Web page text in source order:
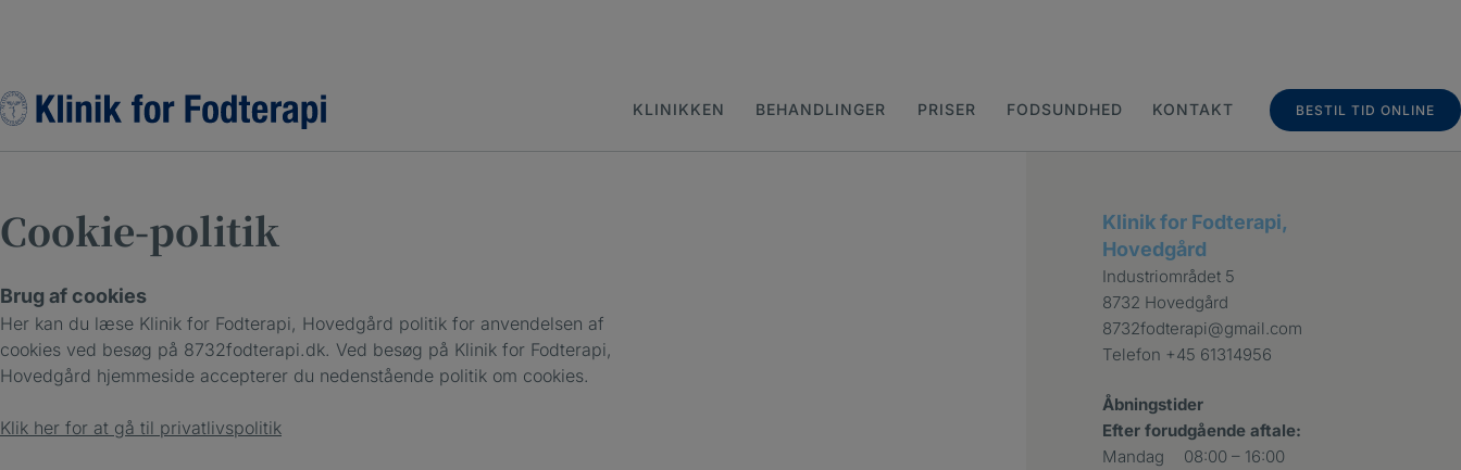
KLINIKKEN BEHANDLINGER PRISER FODSUNDHED KONTAKT BESTIL TID ONLINE
Cookie-politik
Brug af cookies
Her kan du læse Klinik for Fodterapi, Hovedgård politik for anvendelsen af
cookies ved besøg på 8732fodterapi.dk. Ved besøg på Klinik for Fodterapi,
Hovedgård hjemmeside accepterer du nedenstående politik om cookies.
Klik her for at gå til privatlivspolitik
Klinik for Fodterapi,
Hovedgård
Industriområdet 5
8732 Hovedgård
8732fodterapi@gmail.com
Telefon +45 61314956
Åbningstider
Efter forudgående aftale:
Mandag
08:00 – 16:00